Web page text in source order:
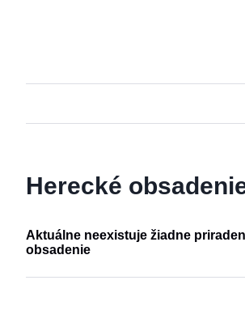
Herecké
Aktuálne neexistuje žiadne
obsadenie